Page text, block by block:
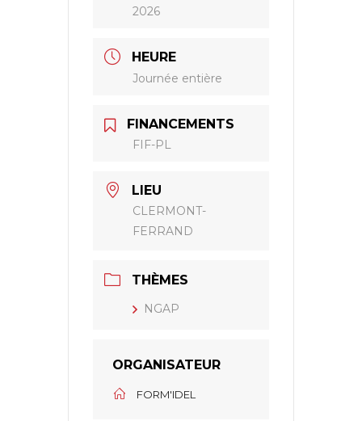
2026
HEURE
Journée entière
FINANCEMENTS
FIF-PL
LIEU
CLERMONT-
FERRAND
THÈMES
NGAP
ORGANISATEUR
FORM'IDEL